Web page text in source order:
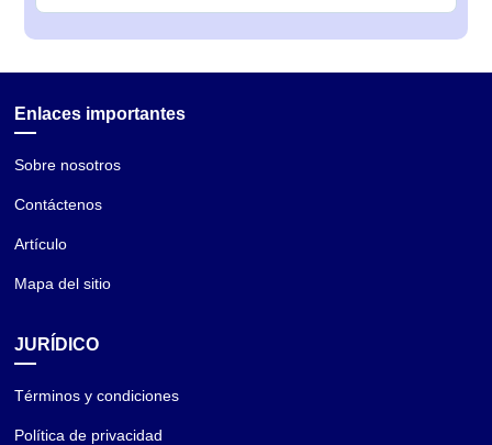
Enlaces importantes
Sobre nosotros
Contáctenos
Artículo
Mapa del sitio
JURÍDICO
Términos y condiciones
Política de privacidad